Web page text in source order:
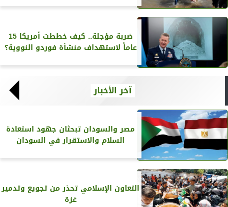
ضربة مؤجلة.. كيف خططت أمريكا 15
عاماً لاستهداف منشأة فوردو النووية؟
آخر الأخبار
مصر والسودان تبحثان جهود استعادة
السلام والاستقرار في السودان
التعاون الإسلامي تحذر من تجويع وتدمير
غزة